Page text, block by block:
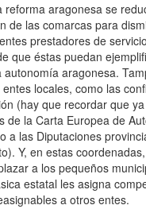
reforma aragonesa se
de las comarcas para
prestadores de
que éstas puedan
autonomía aragonesa.
locales, como las
(hay que recordar que
de la Carta Europea de
a las Diputaciones
Y, en estas
a los pequeños
estatal les asigna
a otros entes.